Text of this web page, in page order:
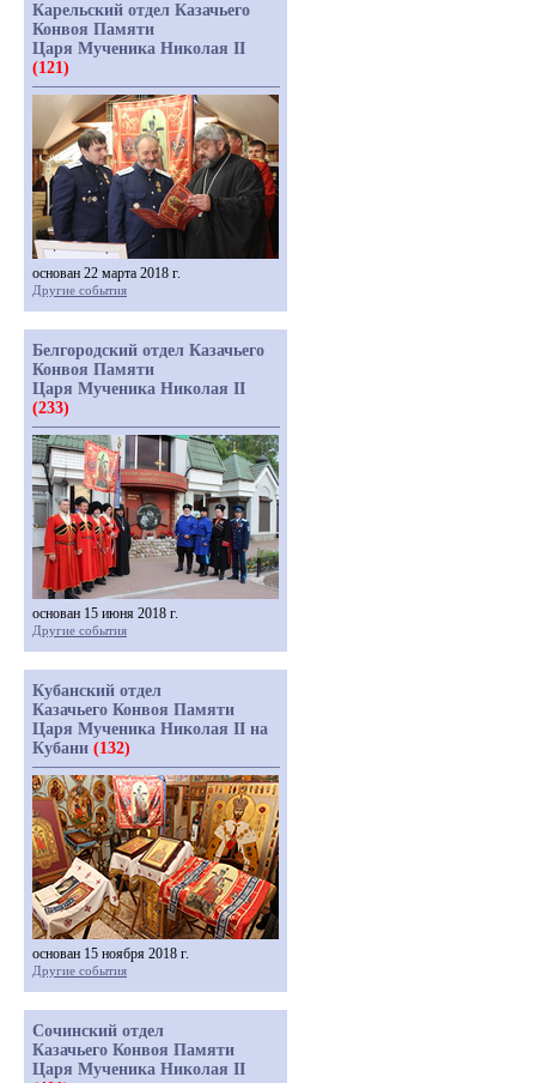
Карельский отдел Казачьего
Конвоя Памяти
Царя Мученика Николая II
(121)
основан 22 марта 2018 г.
Другие события
Белгородский отдел Казачьего
Конвоя Памяти
Царя Мученика Николая II
(233)
основан 15 июня 2018 г.
Другие события
Кубанский отдел
Казачьего Конвоя Памяти
Царя Мученика Николая II на
Кубани (132)
основан 15 ноября 2018 г.
Другие события
Сочинский отдел
Казачьего Конвоя Памяти
Царя Мученика Николая II